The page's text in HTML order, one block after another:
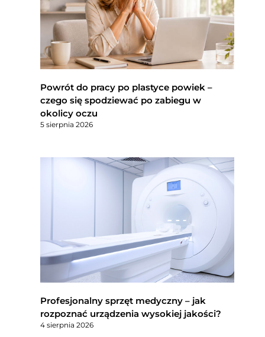
Powrót do pracy po plastyce powiek –
czego się spodziewać po zabiegu w
okolicy oczu
5 sierpnia 2026
Profesjonalny sprzęt medyczny – jak
rozpoznać urządzenia wysokiej jakości?
4 sierpnia 2026